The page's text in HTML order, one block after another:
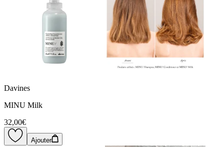
Davines
MINU Milk
32,00€
Ajouter